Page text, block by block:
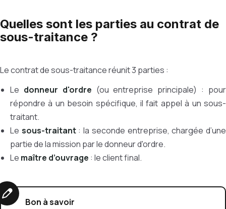
Quelles sont les parties au contrat de
sous-traitance ?
Le contrat de sous-traitance réunit 3 parties :
Le donneur d'ordre (ou entreprise principale) : pour
répondre à un besoin spécifique, il fait appel à un sous-
traitant.
Le sous-traitant: la seconde entreprise, chargée d’une
partie de la mission par le donneur d'ordre.
Le maître d’ouvrage : le client final.
Bon à savoir